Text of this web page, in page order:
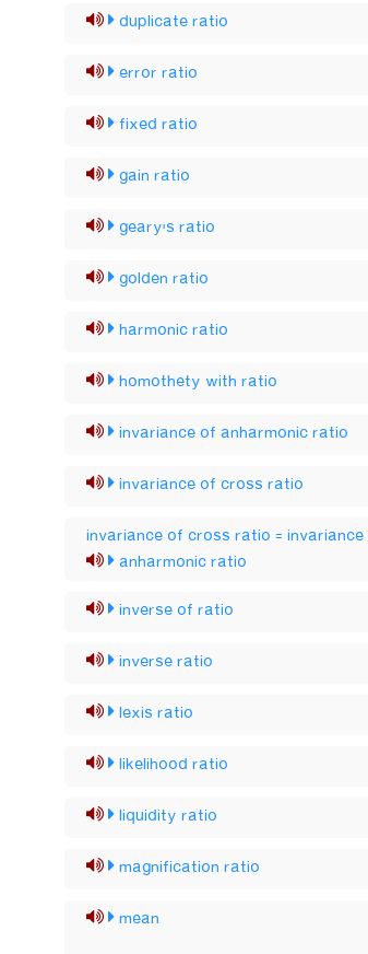
duplicate ratio
error ratio
fixed ratio
gain ratio
geary's ratio
golden ratio
harmonic ratio
homothety with ratio
invariance of anharmonic ratio
invariance of cross ratio
invariance of cross ratio =
anharmonic ratio
inverse of ratio
inverse ratio
lexis ratio
likelihood ratio
liquidity ratio
magnification ratio
mean